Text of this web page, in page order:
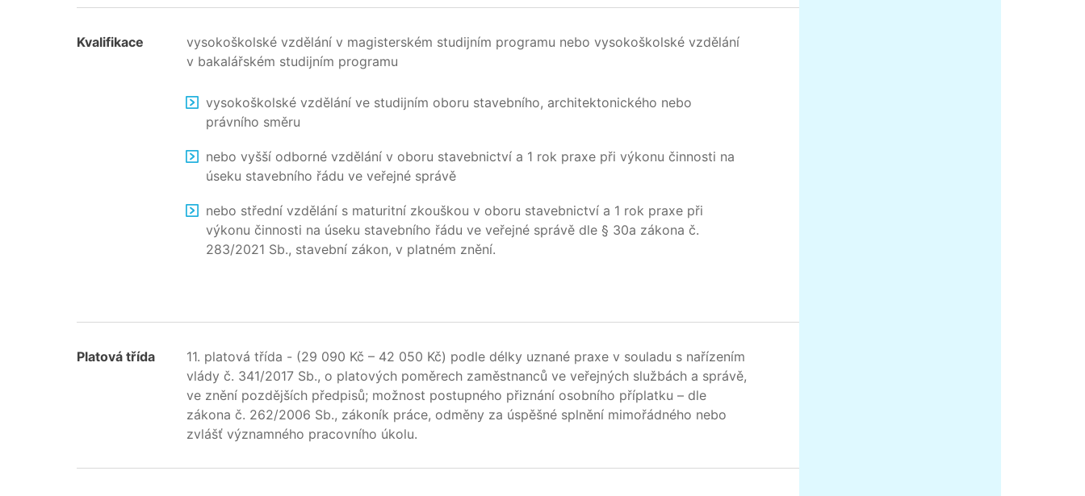
Kvalifikace
vysokoškolské vzdělání v magisterském studijním programu nebo vysokoškolské vzdělání
v bakalářském studijním programu
vysokoškolské vzdělání ve studijním oboru stavebního, architektonického nebo
právního směru
nebo vyšší odborné vzdělání v oboru stavebnictví a 1 rok praxe při výkonu činnosti na
úseku stavebního řádu ve veřejné správě
nebo střední vzdělání s maturitní zkouškou v oboru stavebnictví a 1 rok praxe při
výkonu činnosti na úseku stavebního řádu ve veřejné správě dle § 30a zákona č.
283/2021 Sb., stavební zákon, v platném znění.
Platová třída
11. platová třída - (29 090 Kč – 42 050 Kč) podle délky uznané praxe v souladu s nařízením
vlády č. 341/2017 Sb., o platových poměrech zaměstnanců ve veřejných službách a správě,
ve znění pozdějších předpisů; možnost postupného přiznání osobního příplatku – dle
zákona č. 262/2006 Sb., zákoník práce, odměny za úspěšné splnění mimořádného nebo
zvlášť významného pracovního úkolu.